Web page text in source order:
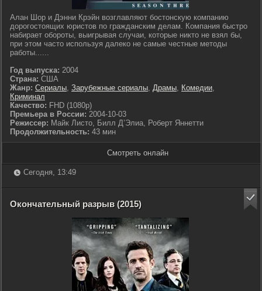
Алан Шор и Дэнни Крэйн возглавляют бостонскую компанию
дорогостоящих юристов по гражданским делам. Компания быстро
набирает обороты, выигрывая случаи, которые никто не взял бы,
при этом часто используя далеко не самые честные методы
работы......
Год выпуска: 2004
Страна: США
Жанр: Сериалы, Зарубежные сериалы, Драмы, Комедии,
Криминал
Качество: FHD (1080p)
Премьера в России: 2004-10-03
Режиссер: Майк Листо, Билл Д’Элиа, Роберт Яннетти
Продолжительность: 43 мин
Смотреть онлайн
Сегодня, 13:49
Окончательный разрыв (2015)